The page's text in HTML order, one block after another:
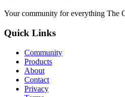
Your community for everything The
Quick Links
Community
Products
About
Contact
Privacy